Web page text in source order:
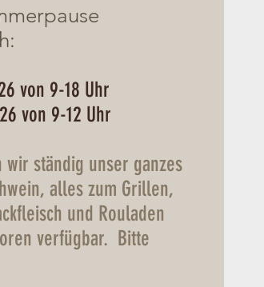
von 9-18 Uhr
von 9-12 Uhr
wir ständig unser ganzes
alles zum Grillen,
und Rouladen
verfügbar. Bitte